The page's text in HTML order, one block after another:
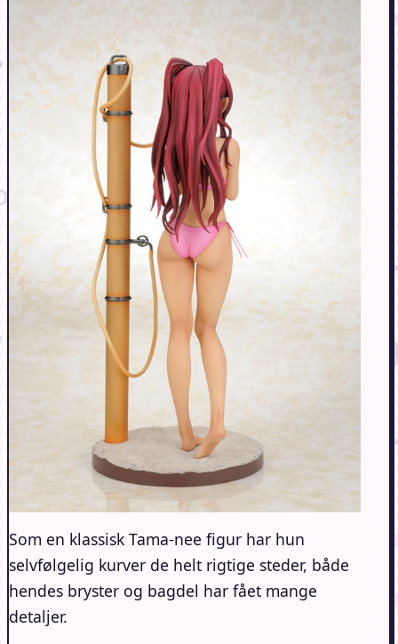
Som en klassisk Tama-nee figur har hun
selvfølgelig kurver de helt rigtige steder, både
hendes bryster og bagdel har fået mange
detaljer.